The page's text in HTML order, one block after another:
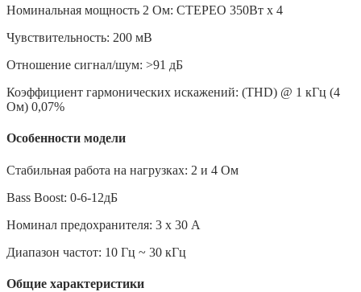
Номинальная мощность 2 Ом: СТЕРЕО 350Вт х 4
Чувствительность: 200 мВ
Отношение сигнал/шум: >91 дБ
Коэффициент гармонических искажений: (THD) @ 1 кГц (4
Ом) 0,07%
Особенности модели
Стабильная работа на нагрузках: 2 и 4 Ом
Bass Boost: 0-6-12дБ
Номинал предохранителя: 3 х 30 А
Диапазон частот: 10 Гц ~ 30 кГц
Общие характеристики